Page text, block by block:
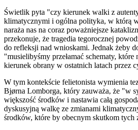
Świetlik pyta "czy kierunek walki z
klimatycznymi i ogólna polityka, w którą
naraża nas na coraz poważniejsze
przekonuje, że tragedia tegorocznej
do refleksji nad wnioskami. Jednak żeby
"musielibyśmy przełamać schematy, które
kierunek obrany w ostatnich latach przez
W tym kontekście felietonista wymienia
Bjørna Lomborga, który zauważa, że "w
większość środków i nastawia całą
dyskusyjną walkę ze zmianami
środków, które by obecnym skutkom tych